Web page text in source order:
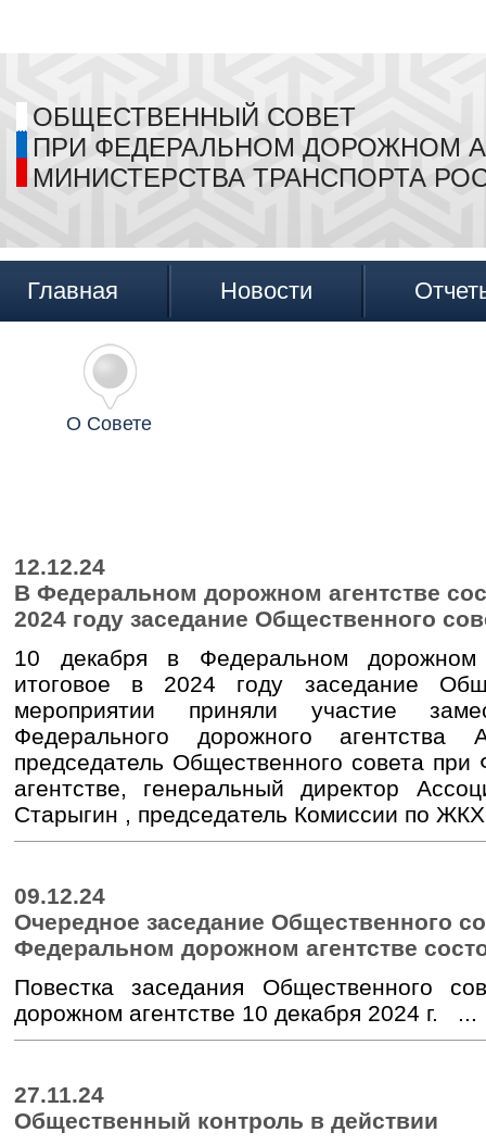
ОБЩЕСТВЕННЫЙ СОВЕТ
ПРИ ФЕДЕРАЛЬНОМ ДОРОЖНОМ
МИНИСТЕРСТВА ТРАНСПОРТА
Главная Новости
О Совете
12.12.24
В Федеральном дорожном агентстве
2024 году заседание Общественного
10 декабря в Федеральном дорожном
итоговое в 2024 году заседание
мероприятии приняли участие
Федерального дорожного
председатель Общественного совета
агентстве, генеральный директор
Старыгин , председатель Комиссии по
09.12.24
Очередное заседание Общественного
Федеральном дорожном агентстве
Повестка заседания Общественного
дорожном агентстве 10 декабря 2024 г. ...
27.11.24
Общественный контроль в действии